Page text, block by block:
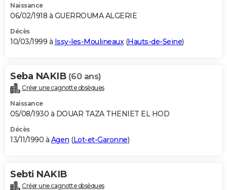
Naissance
06/02/1918 à GUERROUMA ALGERIE
Décès
10/03/1999 à Issy-les-Moulineaux(Hauts-de-Seine)
Seba NAKIB (60 ans)
Créer une cagnotte obsèques
Naissance
05/08/1930 à DOUAR TAZA THENIET EL HOD
Décès
13/11/1990 à Agen (Lot-et-Garonne)
Sebti NAKIB
Créer une cagnotte obsèques